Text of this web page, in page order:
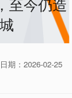
至今仍造
日期：2026-02-25